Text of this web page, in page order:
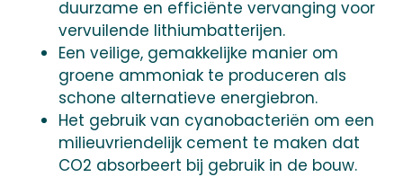
duurzame en efficiënte vervanging voor
vervuilende lithiumbatterijen.
Een veilige, gemakkelijke manier om
groene ammoniak te produceren als
schone alternatieve energiebron.
Het gebruik van cyanobacteriën om een
milieuvriendelijk cement te maken dat
CO2 absorbeert bij gebruik in de bouw.